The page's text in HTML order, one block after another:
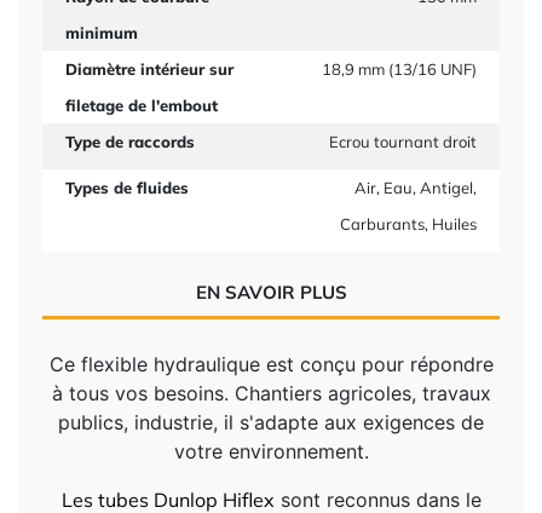
minimum
Diamètre intérieur sur
filetage de l'embout
18,9 mm (13/16 UNF)
Type de raccords Ecrou tournant droit
Types de fluides
Air, Eau, Antigel,
Carburants, Huiles
EN SAVOIR PLUS
Ce flexible hydraulique est conçu pour répondre
à tous vos besoins. Chantiers agricoles, travaux
publics, industrie, il s'adapte aux exigences de
votre environnement.
Les tubes Dunlop Hiflex sont reconnus dans le